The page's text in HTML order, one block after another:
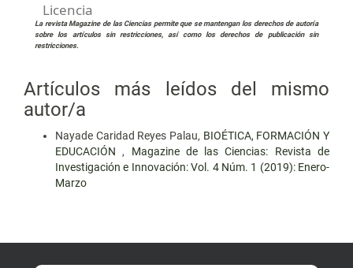
Licencia
La revista Magazine de las Ciencias permite que se mantengan los derechos de autoría
sobre los artículos sin restricciones, así como los derechos de publicación sin
restricciones.
Artículos más leídos del mismo
autor/a
Nayade Caridad Reyes Palau, BIOÉTICA, FORMACIÓN Y
EDUCACIÓN , Magazine de las Ciencias: Revista de
Investigación e Innovación: Vol. 4 Núm. 1 (2019): Enero-
Marzo